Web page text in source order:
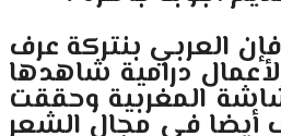
العربي بنتركة عرف
درامية شاهدها
المغربية وحققت
أيضا في مجال الشعر